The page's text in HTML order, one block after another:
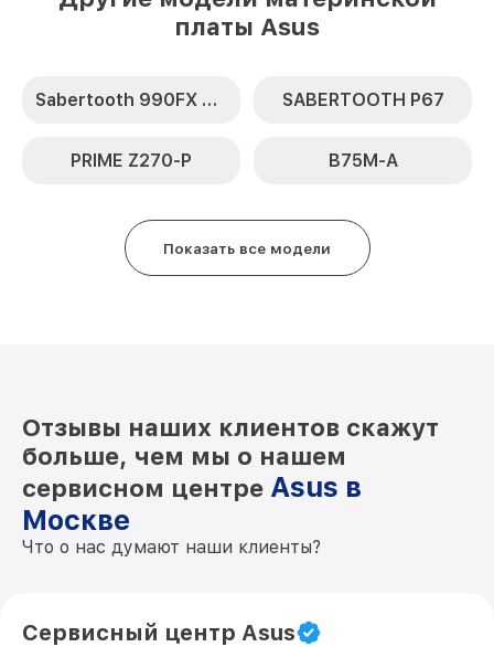
платы Asus
Sabertooth 990FX R2.0 SABERTOOTH P67
PRIME Z270-P B75M-A
Показать все модели
Отзывы наших клиентов скажут
больше, чем мы о нашем
сервисном центре Asus в
Москве
Что о нас думают наши клиенты?
Сервисный центр Asus